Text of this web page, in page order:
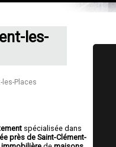
les-
les-Places
spécialisée dans
près de Saint-Clément-